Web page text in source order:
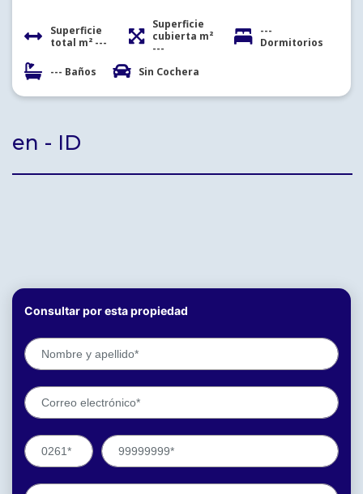
Superficie
total m² ---
Superficie
cubierta m²
---
---
Dormitorios
--- Baños Sin Cochera
en - ID
Consultar por esta propiedad